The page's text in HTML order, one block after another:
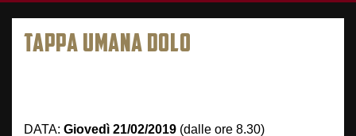
TAPPA UMANA DOLO
DATA: Giovedì 21/02/2019 (dalle ore 8.30)